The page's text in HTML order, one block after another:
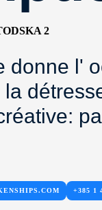
2
donne l'
+385 1